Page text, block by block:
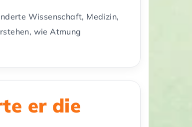
Wissenschaft, Medizin,
wie Atmung
er die